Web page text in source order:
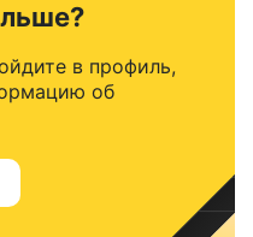
в профиль,
об